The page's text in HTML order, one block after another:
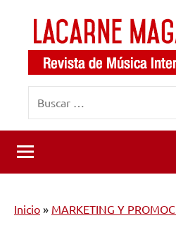
contenido
LaCarne
Magazine
de
música
internacional
Inicio » MARKETING Y